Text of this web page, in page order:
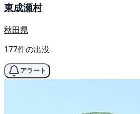
東成瀬村
秋田県
177件の出没
アラート